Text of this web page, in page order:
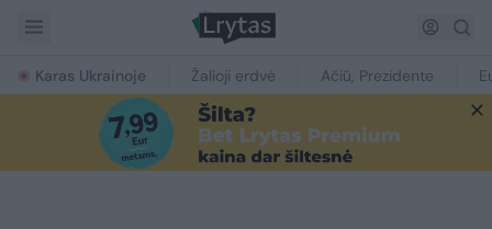
Karas Ukrainoje Žalioji erdvė Ačiū, Prezidente